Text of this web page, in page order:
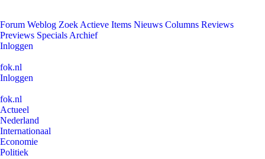
Forum Weblog Zoek Actieve Items Nieuws Columns Reviews
Previews Specials Archief
Inloggen
fok.nl
Inloggen
fok.nl
Actueel
Nederland
Internationaal
Economie
Politiek